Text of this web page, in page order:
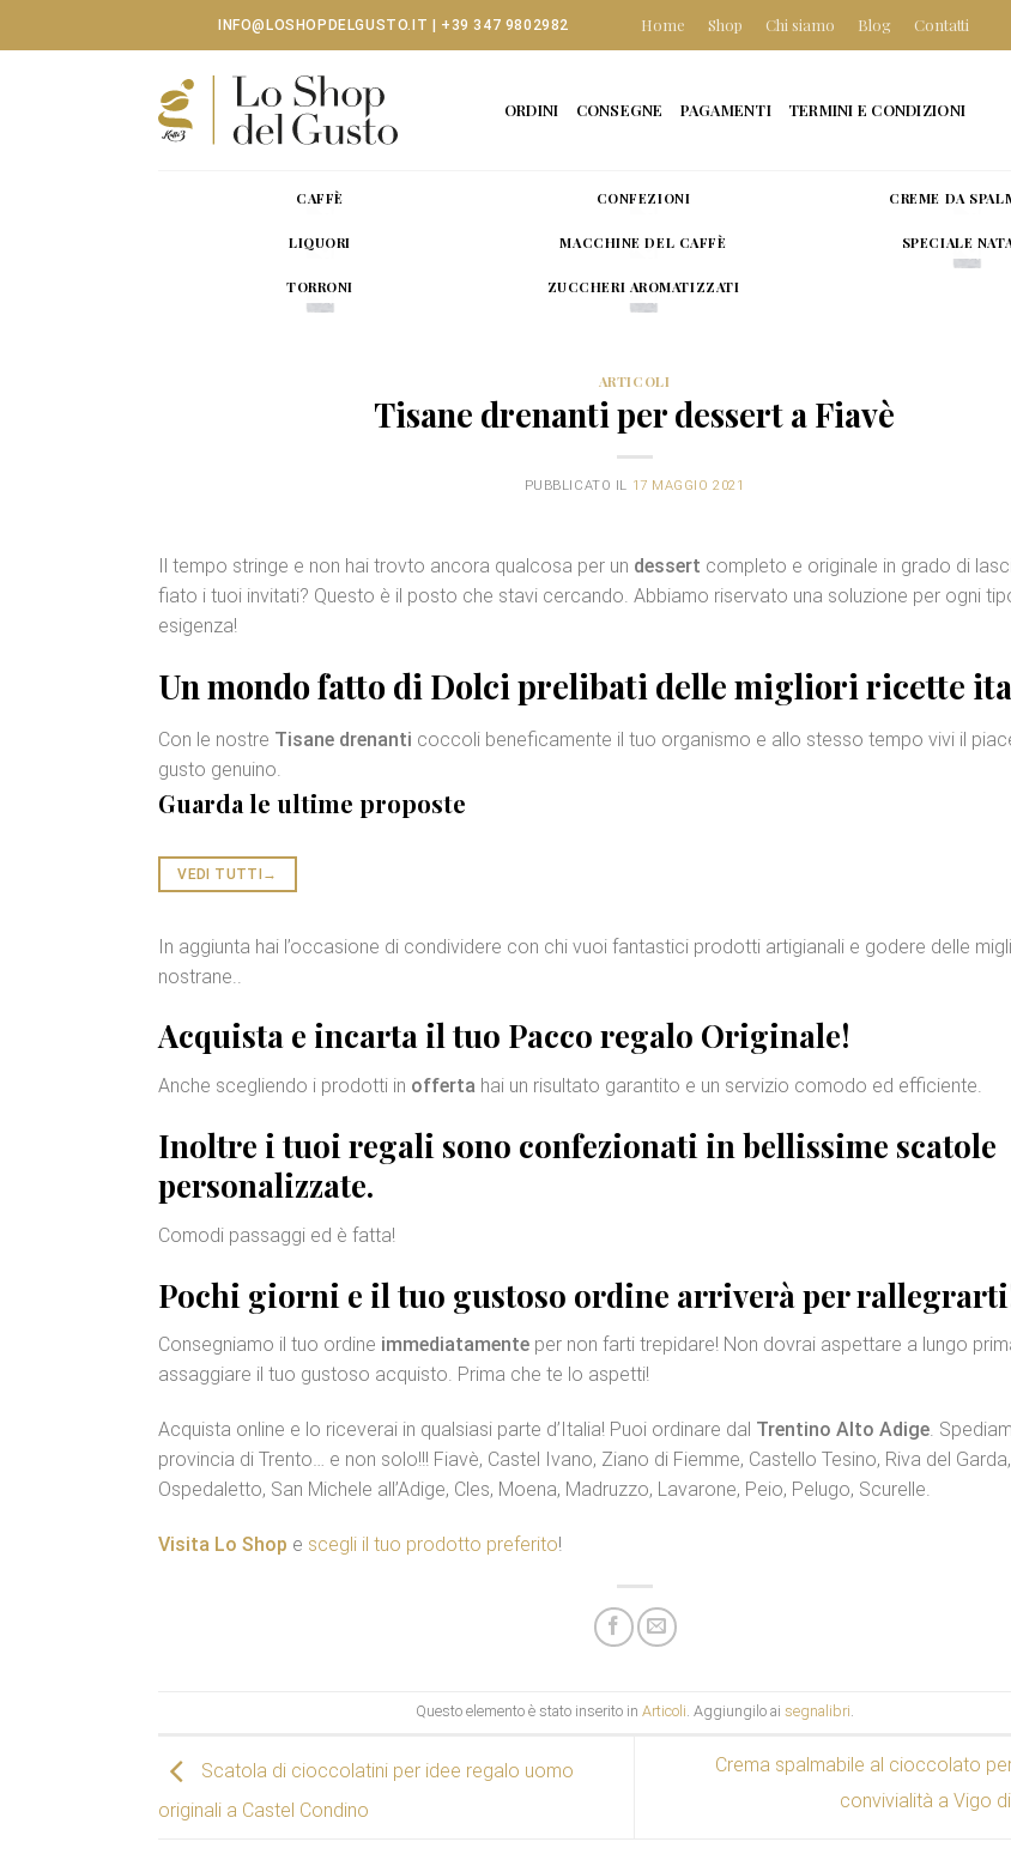
INFO@LOSHOPDELGUSTO.IT | +39 347 9802982 Home Shop Chi siamo Blog Contatti
ORDINI CONSEGNE PAGAMENTI TERMINI E CONDIZIONI
CAFFÈ CONFEZIONI CREME DA
LIQUORI MACCHINE DEL CAFFÈ SPECIALE
TORRONI ZUCCHERI AROMATIZZATI
ARTICOLI
Tisane drenanti per dessert a Fiavè
PUBBLICATO IL 17 MAGGIO 2021
Il tempo stringe e non hai trovto ancora qualcosa per un dessert completo e originale in grado di
fiato i tuoi invitati? Questo è il posto che stavi cercando. Abbiamo riservato una soluzione per ogni
esigenza!
Un mondo fatto di Dolci prelibati delle migliori ricette
Con le nostre Tisane drenanti coccoli beneficamente il tuo organismo e allo stesso tempo vivi il
gusto genuino.
Guarda le ultime proposte
VEDI TUTTI →
In aggiunta hai l’occasione di condividere con chi vuoi fantastici prodotti artigianali e godere delle
nostrane..
Acquista e incarta il tuo Pacco regalo Originale!
Anche scegliendo i prodotti in offerta hai un risultato garantito e un servizio comodo ed efficiente.
Inoltre i tuoi regali sono confezionati in bellissime scatole
personalizzate.
Comodi passaggi ed è fatta!
Pochi giorni e il tuo gustoso ordine arriverà per
Consegniamo il tuo ordine immediatamente per non farti trepidare! Non dovrai aspettare a lungo
assaggiare il tuo gustoso acquisto. Prima che te lo aspetti!
Acquista online e lo riceverai in qualsiasi parte d’Italia! Puoi ordinare dal Trentino Alto Adige.
provincia di Trento… e non solo!!! Fiavè, Castel Ivano, Ziano di Fiemme, Castello Tesino, Riva del
Ospedaletto, San Michele all’Adige, Cles, Moena, Madruzzo, Lavarone, Peio, Pelugo, Scurelle.
Visita Lo Shop e scegli il tuo prodotto preferito!
Questo elemento è stato inserito in Articoli. Aggiungilo ai segnalibri.
Scatola di cioccolatini per idee regalo uomo
originali a Castel Condino
Crema spalmabile al cioccolato
convivialità a Vigo